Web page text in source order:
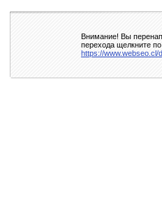
Внимание! Вы
перехода щелкните
https://www.webseo.cl/